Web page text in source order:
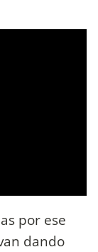
por ese
dando